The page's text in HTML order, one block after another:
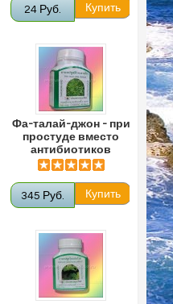
24 Руб.
Фа-талай-джон - при
простуде вместо
антибиотиков
345 Руб.